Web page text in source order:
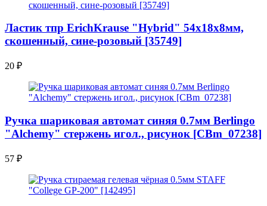
Ластик тпр ErichKrause "Hybrid" 54х18х8мм,
скошенный, сине-розовый [35749]
20 ₽
Ручка шариковая автомат синяя 0.7мм Berlingo
"Alchemy" стержень игол., рисунок [CBm_07238]
57 ₽